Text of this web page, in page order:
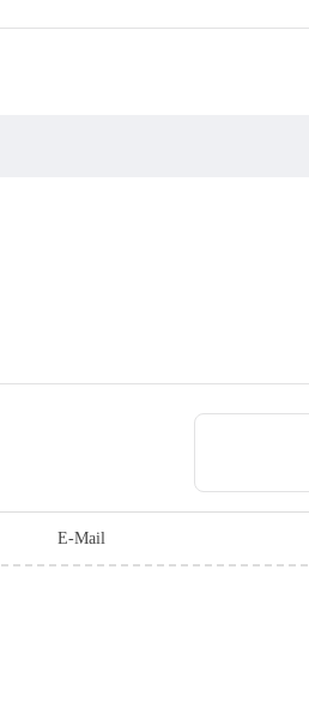
E-Mail